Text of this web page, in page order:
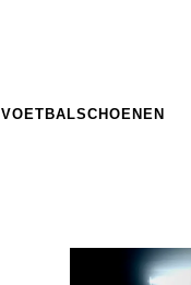
VOETBALSCHOENEN